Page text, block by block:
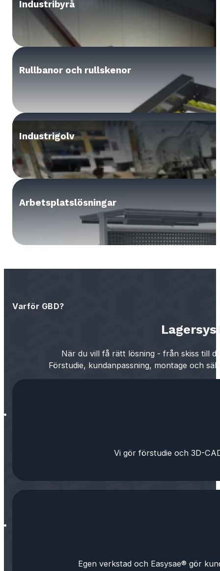
Industribyrå
Rullbanor och rullskenor
Industrigolv
Arbetsplatslösningar
Varför GBD?
När du vill få rätt lösning - från skiss till
Förstudie, kundanpassning, montage och
Vi gör förstudie och 3D-
Egen verkstad och Easysae® gör